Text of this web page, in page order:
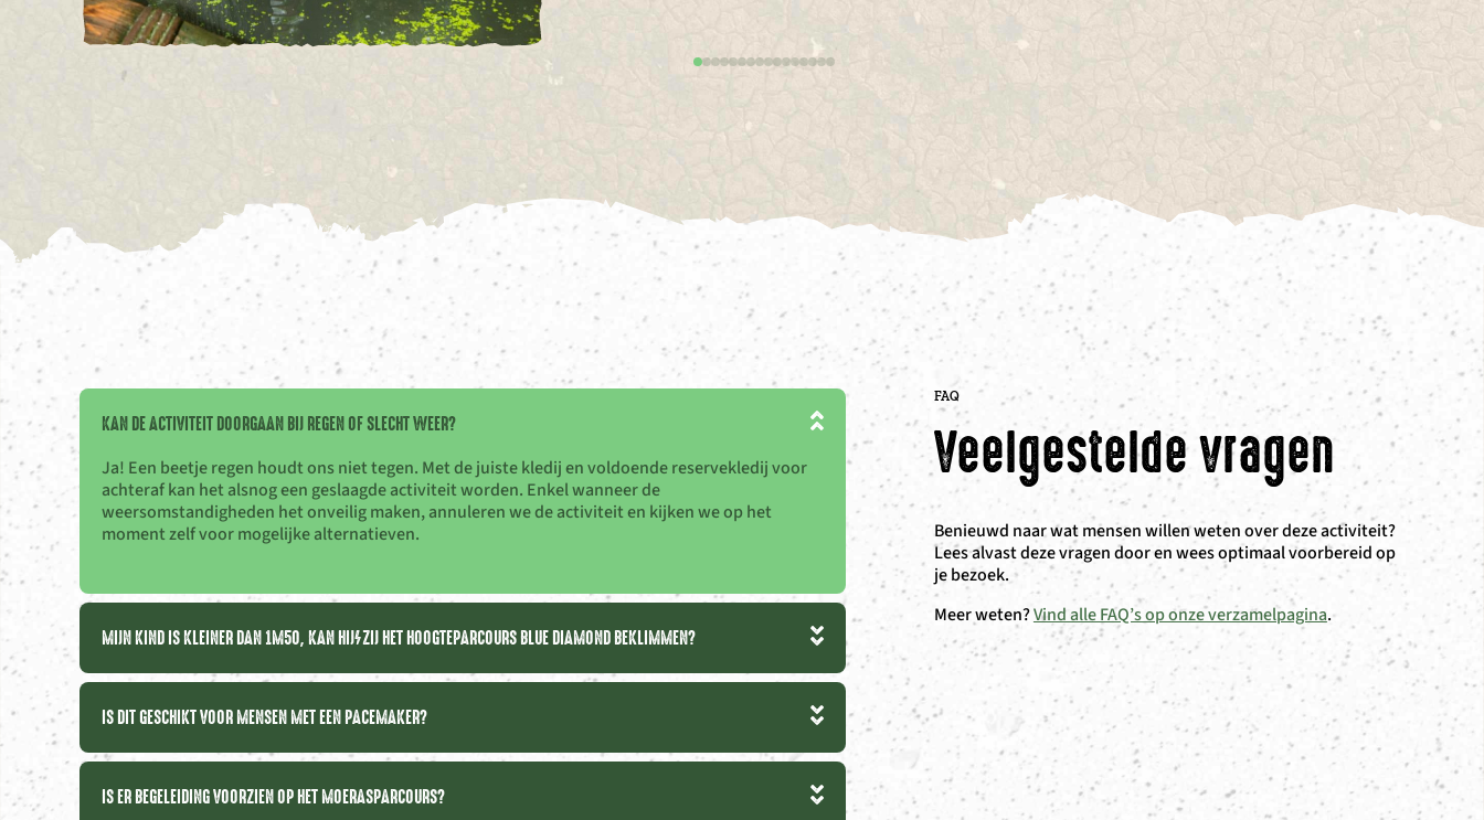
KAN DE ACTIVITEIT DOORGAAN BIJ REGEN OF SLECHT WEER?
Ja! Een beetje regen houdt ons niet tegen. Met de juiste kledij en voldoende reservekledij voor
achteraf kan het alsnog een geslaagde activiteit worden. Enkel wanneer de
weersomstandigheden het onveilig maken, annuleren we de activiteit en kijken we op het
moment zelf voor mogelijke alternatieven.
MIJN KIND IS KLEINER DAN 1M50, KAN HIJ/ZIJ HET HOOGTEPARCOURS BLUE DIAMOND BEKLIMMEN?
IS DIT GESCHIKT VOOR MENSEN MET EEN PACEMAKER?
IS ER BEGELEIDING VOORZIEN OP HET MOERASPARCOURS?
FAQ
Veelgestelde vragen
Benieuwd naar wat mensen willen weten over deze activiteit?
Lees alvast deze vragen door en wees optimaal voorbereid op
je bezoek.
Meer weten?Vind alle FAQ’s op onze verzamelpagina.